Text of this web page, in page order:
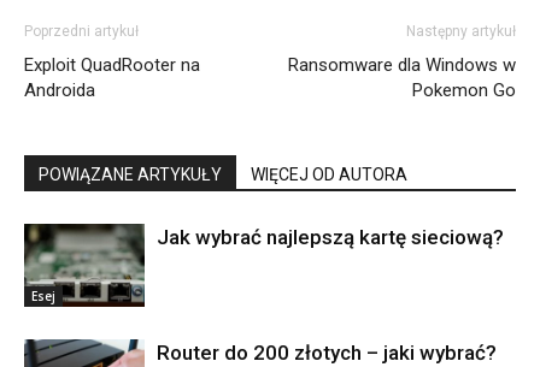
Poprzedni artykuł
Exploit QuadRooter na
Androida
Następny artykuł
Ransomware dla Windows w
Pokemon Go
POWIĄZANE ARTYKUŁY WIĘCEJ OD AUTORA
Esej
Jak wybrać najlepszą kartę sieciową?
Router do 200 złotych – jaki wybrać?